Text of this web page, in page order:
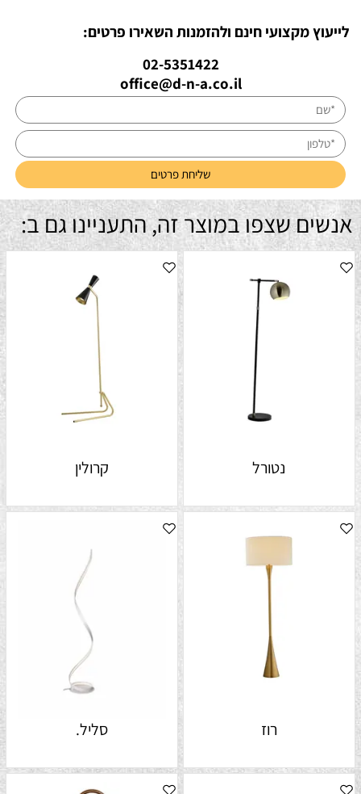
לייעוץ מקצועי חינם ולהזמנות השאירו פרטים:
02-5351422
office@d-n-a.co.il
אנשים שצפו במוצר זה, התעניינו גם ב:
נטורל קרולין
רוז סליל.